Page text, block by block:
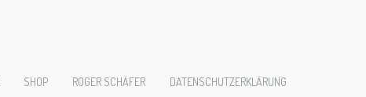
SHOP ROGER SCHÄFER DATENSCHUTZERKLÄRUNG